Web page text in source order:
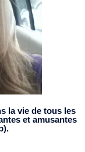
la vie de tous les
et amusantes